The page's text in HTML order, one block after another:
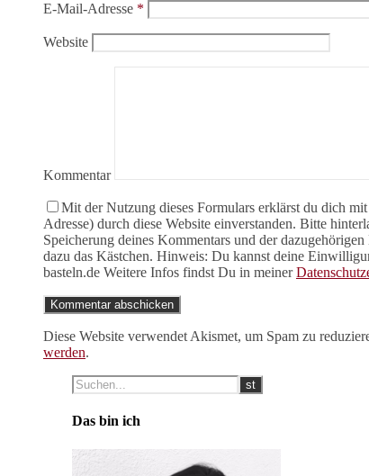
E-Mail-Adresse *
Website
Kommentar
Mit der Nutzung dieses Formulars erklärst du dich
Adresse) durch diese Website einverstanden. Bitte
Speicherung deines Kommentars und der
dazu das Kästchen. Hinweis: Du kannst deine
basteln.de Weitere Infos findst Du in meiner
Diese Website verwendet Akismet, um Spam zu
werden.
Das bin ich